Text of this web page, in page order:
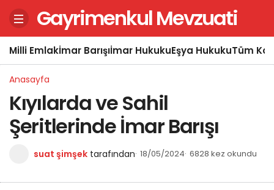
Gayrimenkul Mevzuati
Milli Emlakİmar Barışıİmar HukukuEşya HukukuTüm
Anasayfa
Kıyılarda ve Sahil
Şeritlerinde İmar Barışı
suat şimşek tarafından 18/05/2024 6828 kez okundu